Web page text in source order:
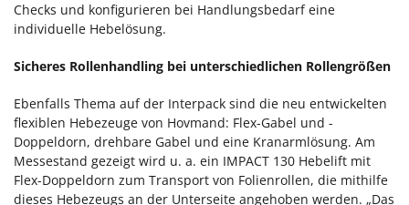
Checks und konfigurieren bei Handlungsbedarf eine
individuelle Hebelösung.
Sicheres Rollenhandling bei unterschiedlichen Rollengrößen
Ebenfalls Thema auf der Interpack sind die neu entwickelten
flexiblen Hebezeuge von Hovmand: Flex-Gabel und -
Doppeldorn, drehbare Gabel und eine Kranarmlösung. Am
Messestand gezeigt wird u. a. ein IMPACT 130 Hebelift mit
Flex-Doppeldorn zum Transport von Folienrollen, die mithilfe
dieses Hebezeugs an der Unterseite angehoben werden. „Das